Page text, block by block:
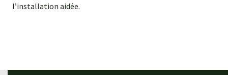
l’installation aidée.